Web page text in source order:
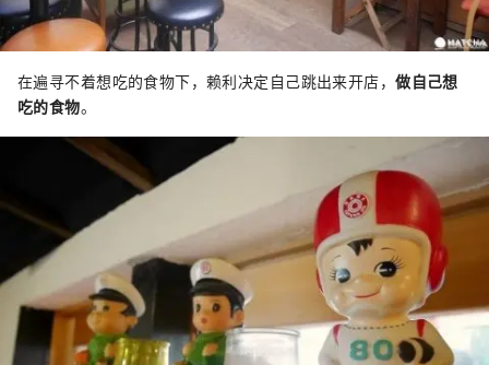
在遍寻不着想吃的食物下，赖利决定自己跳出来开店，做自己想
吃的食物。